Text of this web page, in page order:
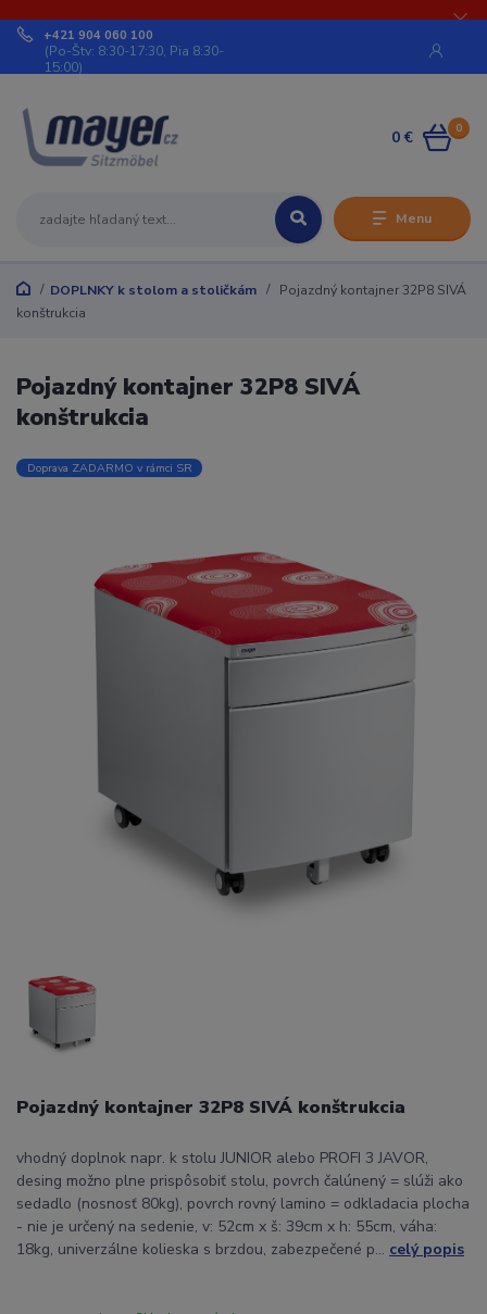
Menu
+421 904 060 100
(Po-Štv: 8:30-17:30, Pia 8:30-
15:00)
0
0 €
DOPLNKY k stolom a stoličkám
Pojazdný kontajner 32P8 SIVÁ
konštrukcia
Pojazdný kontajner 32P8 SIVÁ
konštrukcia
Doprava ZADARMO v rámci SR
Pojazdný kontajner 32P8 SIVÁ konštrukcia
vhodný doplnok napr. k stolu JUNIOR alebo PROFI 3 JAVOR,
desing možno plne prispôsobiť stolu, povrch čalúnený = slúži ako
sedadlo (nosnosť 80kg), povrch rovný lamino = odkladacia plocha
- nie je určený na sedenie, v: 52cm x š: 39cm x h: 55cm, váha:
18kg, univerzálne kolieska s brzdou, zabezpečené p... celý popis